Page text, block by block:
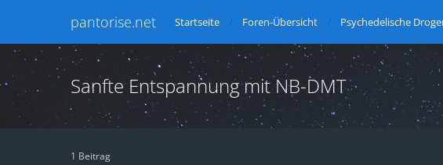
pantorise.net Startseite Foren-Übersicht Psychedelische
Sanfte Entspannung mit NB-DMT
1 Beitrag